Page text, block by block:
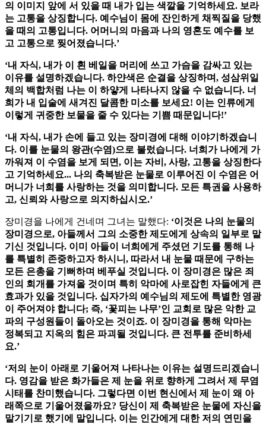
의 이미지 앞에 서 있을 때 내가 입는 색깔을 기억하세요. 보라
는 고통을 상징합니다. 예수님이 몸에 잔인하게 채찍질을 당했
을 때의 고통입니다. 어머니의 마음과 나의 영혼도 예수를 보
고 고통으로 찢어졌습니다.’
‘내 자식, 내가 이 흰 베일을 머리에 쓰고 가슴을 감싸고 있는
이유를 설명하겠습니다. 하얀색은 순결을 상징하며, 성삼위일
체의 백합처럼 나는 이 하얗게 나타나지 않을 수 없습니다. 너
희가 내 입술에 새겨진 달콤한 미소를 보세요! 이는 인류에게
이렇게 귀중한 보물을 줄 수 있다는 기쁨 때문입니다!’
‘내 자식, 내가 손에 들고 있는 장미경에 대해 이야기하겠습니
다. 이를 눈물의 왕관(수염)으로 불렀습니다. 너희가 나에게 가
까워져 이 수염을 보게 되면, 이는 자비, 사랑, 고통을 상징한다
고 기억하세요... 나의 축복받은 눈물로 이루어진 이 수염은 어
머니가 너희를 사랑하는 것을 의미합니다. 모든 특권을 사용하
고, 신뢰와 사랑으로 의지하십시오.’
장미경을 나에게 건네며 그녀는 말했다: ‘이것은 나의 눈물의
장미경으로, 아들께서 그의 소중한 제도에게 상속의 일부로 맡
기신 것입니다. 이미 아들이 너희에게 주셨던 기도를 통해 나
를 특별히 존중하고자 하시니, 따라서 내 눈물 때문에 구하는
모든 은총을 기뻐하며 베푸실 것입니다. 이 장미경은 많은 죄
인의 회개를 가져올 것이며 특히 악마에 사로잡힌 자들에게 큰
효과가 있을 것입니다. 십자가의 예수님의 제도에 특별한 영광
이 주어져야 합니다; 즉, ‘꽃피는 나무’인 교회로 많은 악한 교
파의 구성원들이 돌아오는 것이죠. 이 장미경을 통해 악마는
정복되고 지옥의 힘은 파괴될 것입니다. 큰 전투를 준비하세
요.’
‘저의 눈이 아래로 기울어져 나타나는 이유는 설명드리겠습니
다. 영감을 받은 화가들은 제 눈을 위로 향하게 그려서 제 무염
시태를 찬미했습니다. 그렇다면 이번 현신에서 제 눈이 왜 아
래쪽으로 기울어졌을까요? 당신이 제 축복받은 눈물에 자신을
맡기기로 했기에 말입니다. 이는 인간에게 대한 저의 연민을